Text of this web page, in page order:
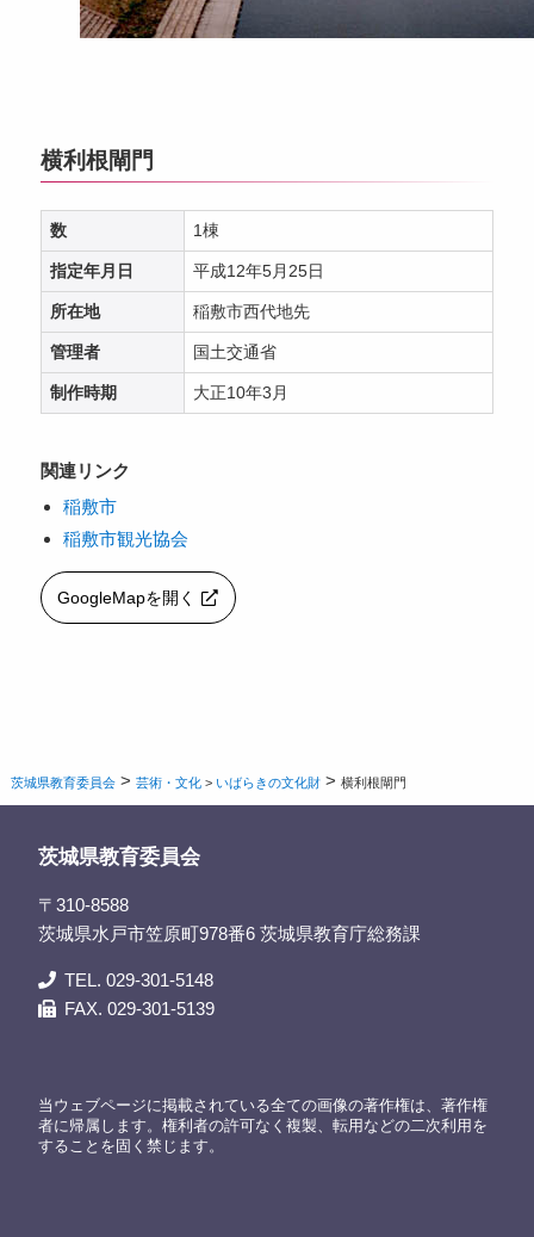
横利根閘門
数 1棟
指定年月日 平成12年5月25日
所在地 稲敷市西代地先
管理者 国土交通省
制作時期 大正10年3月
関連リンク
稲敷市
稲敷市観光協会
GoogleMapを開く
茨城県教育委員会 >芸術・文化 > いばらきの文化財 >横利根閘門
茨城県教育委員会
〒310-8588
茨城県水戸市笠原町978番6 茨城県教育庁総務課
TEL. 029-301-5148
FAX. 029-301-5139
当ウェブページに掲載されている全ての画像の著作権は、著作権
者に帰属します。権利者の許可なく複製、転用などの二次利用を
することを固く禁じます。